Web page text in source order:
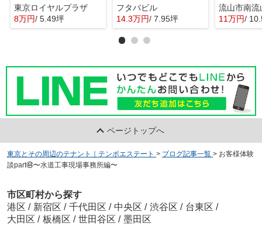
東京ロイヤルプラザ
8万円/ 5.49坪
フタバビル
14.3万円/ 7.95坪 11万円/
ページトップへ
東京とその周辺のテナント｜テンポエステート > ブログ記事一覧 > お客様体験
談part㊹〜水道工事現場事務所編〜
市区町村から探す
港区 / 新宿区 / 千代田区 / 中央区 / 渋谷区 / 台東区 /
大田区 / 板橋区 / 世田谷区 / 墨田区